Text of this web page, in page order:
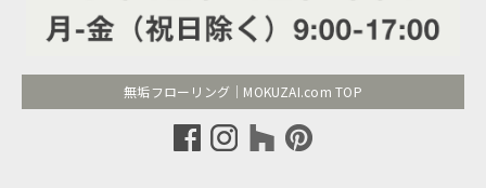
無垢フローリング｜MOKUZAI.com TOP